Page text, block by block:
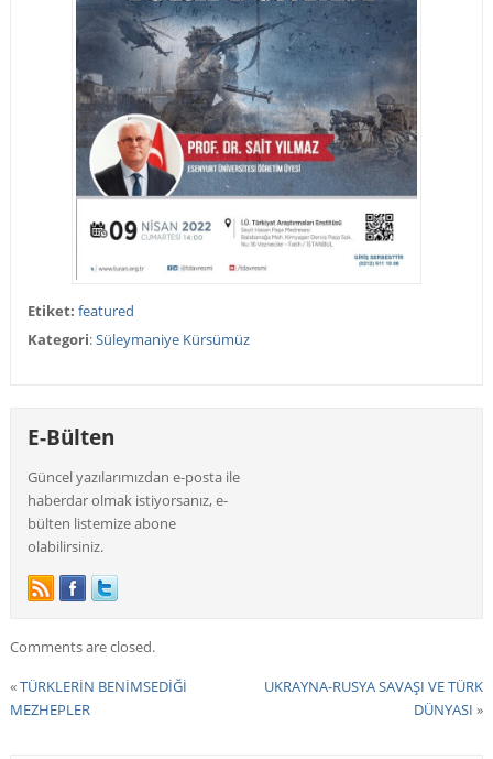
Etiket: featured
Kategori:Süleymaniye Kürsümüz
E-Bülten
Güncel yazılarımızdan e-posta ile
haberdar olmak istiyorsanız, e-
bülten listemize abone
olabilirsiniz.
Comments are closed.
«TÜRKLERİN BENİMSEDİĞİ
MEZHEPLER
UKRAYNA-RUSYA SAVAŞI VE TÜRK
DÜNYASI »